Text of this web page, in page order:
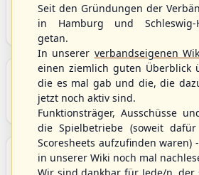
Grundlagen und Hintergründe
und Baseball5.
Berichte und Neuigkeiten
Aktuelle Meldungen, Berichte
dem S/HBV, Deutschland und
Aktuelle und anstehende
Übersicht aller aktuell
Seit den Gründungen der
in Hamburg und Schleswig-
getan.
In unserer verbandseigenen
einen ziemlich guten Überblick
die es mal gab und die, die
jetzt noch aktiv sind.
Funktionsträger, Ausschüsse
die Spielbetriebe (soweit
Scoresheets aufzufinden waren)
in unserer Wiki noch mal
Wir sind dankbar für Jede/n,